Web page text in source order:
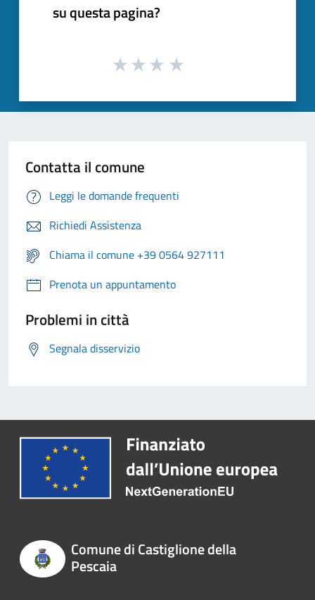
su questa pagina?
Contatta il comune
Leggi le domande frequenti
Richiedi Assistenza
Chiama il comune +39 0564 927111
Prenota un appuntamento
Problemi in città
Segnala disservizio
Comune di Castiglione della
Pescaia